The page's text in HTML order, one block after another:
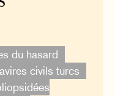
du hasard
civils turcs